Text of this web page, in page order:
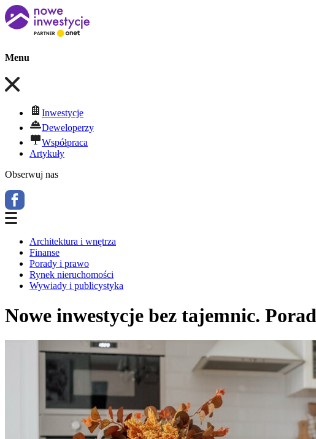
Menu
Inwestycje
Deweloperzy
Współpraca
Artykuły
Obserwuj nas
Architektura i wnętrza
Finanse
Porady i prawo
Rynek nieruchomości
Wywiady i publicystyka
Nowe inwestycje bez tajemnic.